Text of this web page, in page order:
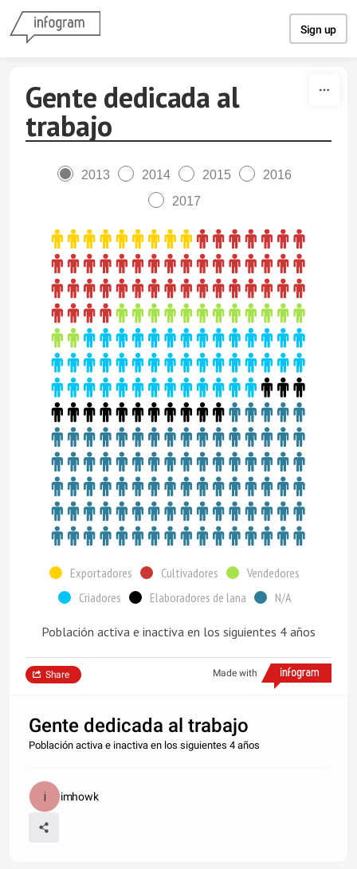
Sign up
Gente dedicada al
trabajo
2013 2014 2015
2016
2017
Exportadores Cultivadores
Vendedores
Criadores
Elaboradores de lana N/A
Población activa e inactiva en los siguientes 4 años
Made with
Share
Gente dedicada al trabajo
Población activa e inactiva en los siguientes 4 años
imhowk